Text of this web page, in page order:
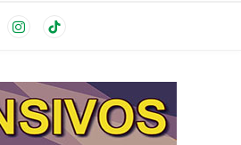
InstagramTikTok